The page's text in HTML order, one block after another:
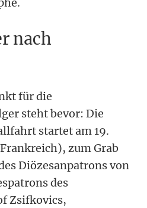
nach
für die
steht bevor: Die
startet am 19.
zum Grab
Diözesanpatrons von
des
Zsifkovics,